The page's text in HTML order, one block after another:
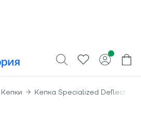
Кепки Кепка Specialized Deflect